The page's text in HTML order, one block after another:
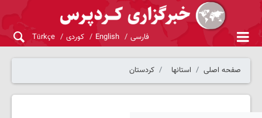
فارسی English کوردی Türkçe
صفحه اصلی استانها کردستان